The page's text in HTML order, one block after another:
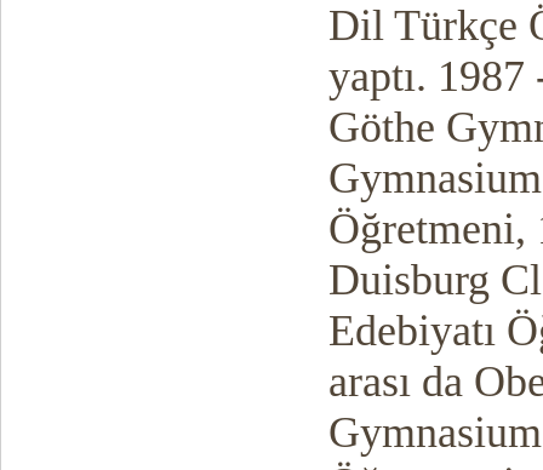
Dil Türkçe
yaptı.
Göthe
Öğretmeni,
Duisburg
Edebiyatı
arası da